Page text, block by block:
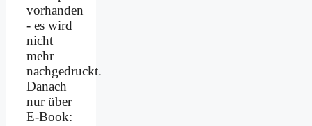
vorhanden
- es wird
nicht
mehr
nachgedruckt.
Danach
nur über
E-Book: